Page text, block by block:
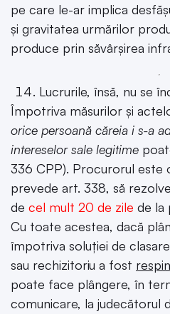
pe care le-ar implica
și gravitatea urmărilor
produce prin săvârșirea
Lucrurile, însă, nu se
Împotriva măsurilor și
orice persoană căreia i s-a
intereselor sale legitime
336 CPP). Procurorul este
prevede art. 338, să
de cel mult 20 de zile de la
Cu toate acestea, dacă
împotriva soluției de
sau rechizitoriu a fost
poate face plângere, în
comunicare, la judecătorul